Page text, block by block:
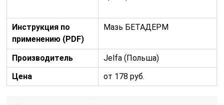
Инструкция по
применению (PDF)
Мазь БЕТАДЕРМ
Производитель
Jelfa (Польша)
Цена
от 178 руб.